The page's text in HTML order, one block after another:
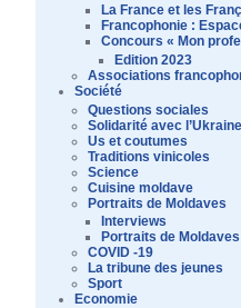
La France et les
Francophonie :
Concours « Mon
Edition 2023
Associations
Société
Questions sociales
Solidarité avec l’Ukraine
Us et coutumes
Traditions vinicoles
Science
Cuisine moldave
Portraits de Moldaves
Interviews
Portraits de Moldaves
COVID -19
La tribune des jeunes
Sport
Economie